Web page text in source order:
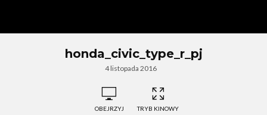
honda_civic_type_r_pj
4 listopada 2016
OBEJRZYJ
TRYB KINOWY